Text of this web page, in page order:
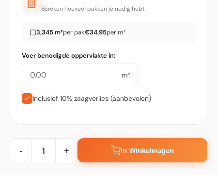
Bereken hoeveel pakken je nodig hebt
3,345 m²per pak€34,95per m²
Voer benodigde oppervlakte in:
m²
Inclusief 10% zaagverlies (aanbevolen)
- + In Winkelwagen